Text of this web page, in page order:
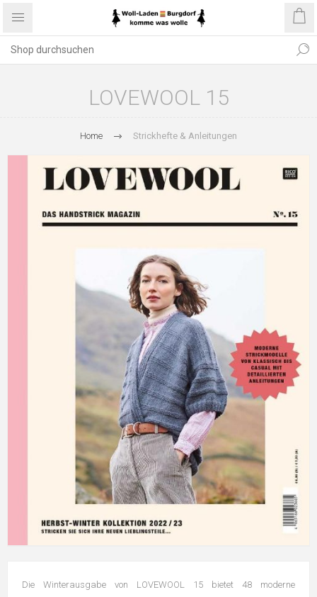
LOVEWOOL 15
Home Strickhefte & Anleitungen
Die Winterausgabe von LOVEWOOL 15 bietet 48 moderne